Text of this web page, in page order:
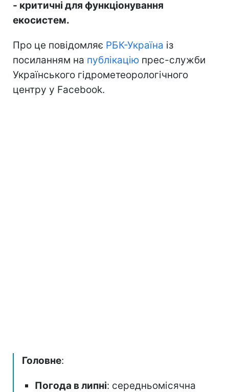
- критичні для функціонування
екосистем.
Про це повідомляє РБК-Україна із
посиланням на публікацію прес-служби
Українського гідрометеорологічного
центру у Facebook.
Головне:
Погода в липні: середньомісячна